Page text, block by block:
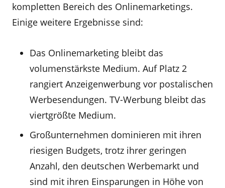
kompletten Bereich des Onlinemarketings.
Einige weitere Ergebnisse sind:
Das Onlinemarketing bleibt das
volumenstärkste Medium. Auf Platz 2
rangiert Anzeigenwerbung vor postalischen
Werbesendungen. TV-Werbung bleibt das
viertgrößte Medium.
Großunternehmen dominieren mit ihren
riesigen Budgets, trotz ihrer geringen
Anzahl, den deutschen Werbemarkt und
sind mit ihren Einsparungen in Höhe von